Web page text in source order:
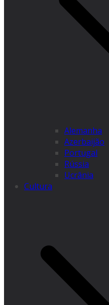
Alemanha
Azerbaijão
Portugal
Rússia
Ucrânia
Cultura